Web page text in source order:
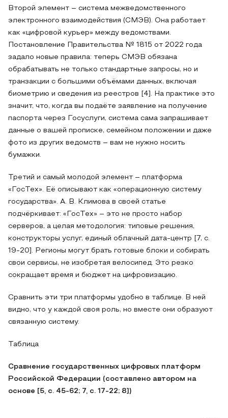
Второй элемент – система межведомственного
электронного взаимодействия (СМЭВ). Она работает
как «цифровой курьер» между ведомствами.
Постановление Правительства № 1815 от 2022 года
задало новые правила: теперь СМЭВ обязана
обрабатывать не только стандартные запросы, но и
транзакции с большими объёмами данных, включая
биометрию и сведения из реестров [4]. На практике это
значит, что, когда вы подаёте заявление на получение
паспорта через Госуслуги, система сама запрашивает
данные о вашей прописке, семейном положении и даже
фото из других ведомств – вам не нужно носить
бумажки.
Третий и самый молодой элемент – платформа
«ГосТех». Её описывают как «операционную систему
государства». А. В. Климова в своей статье
подчёркивает: «ГосТех» – это не просто набор
серверов, а целая методология: типовые решения,
конструкторы услуг, единый облачный дата-центр [7, с.
19-20]. Регионы могут брать готовые блоки и собирать
свои сервисы, не изобретая велосипед. Это резко
сокращает время и бюджет на цифровизацию.
Сравнить эти три платформы удобно в таблице. В ней
видно, что у каждой своя роль, но вместе они образуют
связанную систему.
Таблица
Сравнение государственных цифровых платформ
Российской Федерации (составлено автором на
основе [5, с. 45-62; 7, с. 17-22; 8])